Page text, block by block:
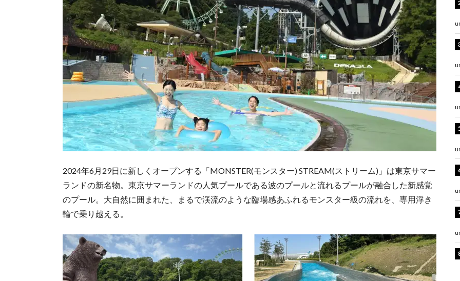
2024年6月29日に新しくオープンする「MONSTER(モンスター) STREAM(ストリーム)」は東京サマー
ランドの新名物。東京サマーランドの人気プールである波のプールと流れるプールが融合した新感覚
のプール。大自然に囲まれた、まるで渓流のような臨場感あふれるモンスター級の流れを、専用浮き
輪で乗り越える。